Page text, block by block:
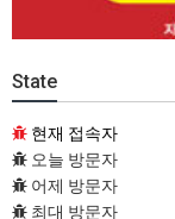
State
현재 접속자
오늘 방문자
어제 방문자
최대 방문자